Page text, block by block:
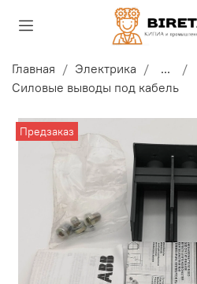
Главная Электрика
...
Силовые выводы под кабель
Предзаказ